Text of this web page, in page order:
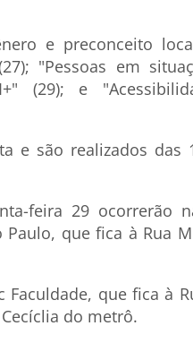
e preconceito
"Pessoas em
(29); e
e são realizados das
feira 29 ocorrerão
Paulo, que fica à Rua
que fica à
do metrô.